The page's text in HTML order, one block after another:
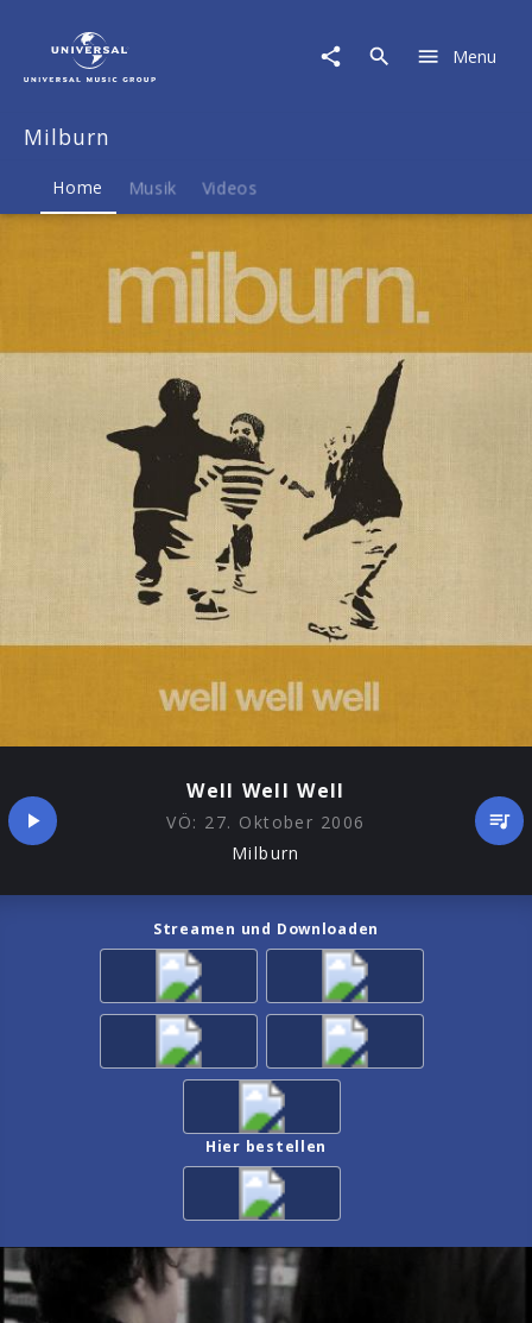
Menu
Milburn
Home Musik Videos
Well Well Well
VÖ: 27. Oktober 2006
Milburn
Streamen und Downloaden
Hier bestellen